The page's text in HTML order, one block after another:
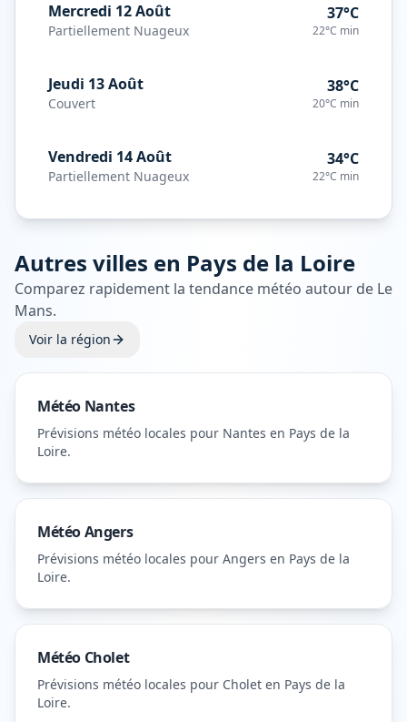
Mercredi 12 Août
Partiellement Nuageux
37°C
22°C min
Jeudi 13 Août
Couvert
38°C
20°C min
Vendredi 14 Août
Partiellement Nuageux
34°C
22°C min
Autres villes en Pays de la Loire
Comparez rapidement la tendance météo autour de Le
Mans.
Voir la région
Météo Nantes
Prévisions météo locales pour Nantes en Pays de la
Loire.
MétéoAngers
Prévisions météo locales pour Angers en Pays de la
Loire.
Météo Cholet
Prévisions météo locales pour Cholet en Pays de la
Loire.